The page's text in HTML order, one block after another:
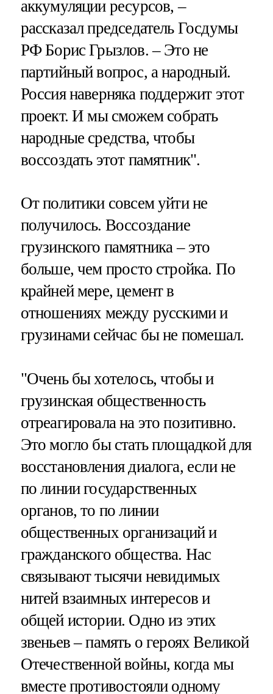
аккумуляции ресурсов, –
рассказал председатель Госдумы
РФ Борис Грызлов. – Это не
партийный вопрос, а народный.
Россия наверняка поддержит этот
проект. И мы сможем собрать
народные средства, чтобы
воссоздать этот памятник".
От политики совсем уйти не
получилось. Воссоздание
грузинского памятника – это
больше, чем просто стройка. По
крайней мере, цемент в
отношениях между русскими и
грузинами сейчас бы не помешал.
"Очень бы хотелось, чтобы и
грузинская общественность
отреагировала на это позитивно.
Это могло бы стать площадкой для
восстановления диалога, если не
по линии государственных
органов, то по линии
общественных организаций и
гражданского общества. Нас
связывают тысячи невидимых
нитей взаимных интересов и
общей истории. Одно из этих
звеньев – память о героях Великой
Отечественной войны, когда мы
вместе противостояли одному